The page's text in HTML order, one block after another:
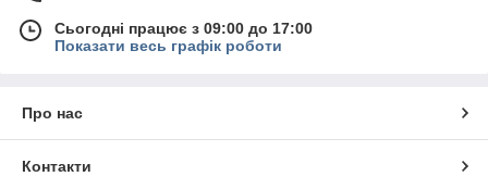
Сьогодні працює з 09:00 до 17:00
Показати весь графік роботи
Про нас
Контакти